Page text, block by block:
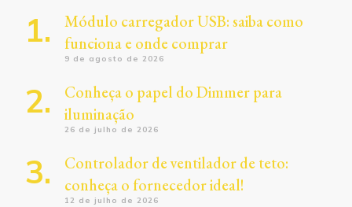
Módulo carregador USB: saiba como
funciona e onde comprar
9 de agosto de 2026
Conheça o papel do Dimmer para
iluminação
26 de julho de 2026
Controlador de ventilador de teto:
conheça o fornecedor ideal!
12 de julho de 2026